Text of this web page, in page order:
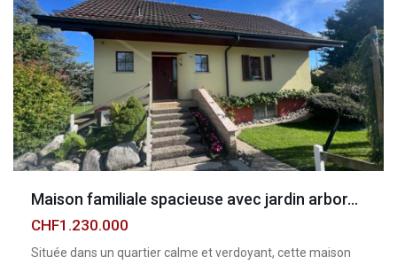
Maison familiale spacieuse avec jardin arbor...
CHF1.230.000
Située dans un quartier calme et verdoyant, cette maison